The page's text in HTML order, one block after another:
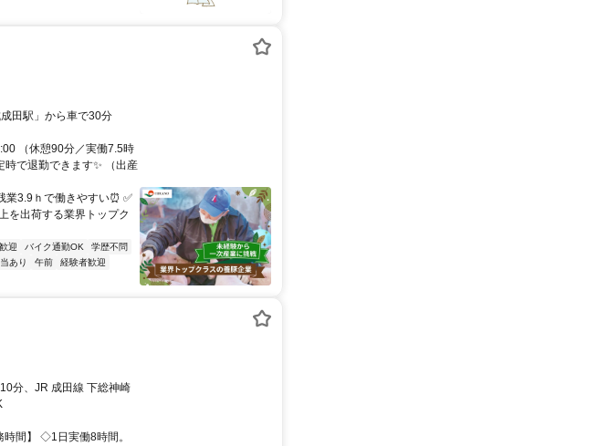
田駅」から車で30分
（休憩90分／実働7.5時
で退勤できます✨ （出産
業3.9ｈで働きやすい⏰ ✅
を出荷する業界トップク
迎 バイク通勤OK
学歴不問
あり 午前
経験者歓迎
分、JR 成田線 下総神崎
間】 ◇1日実働8時間。